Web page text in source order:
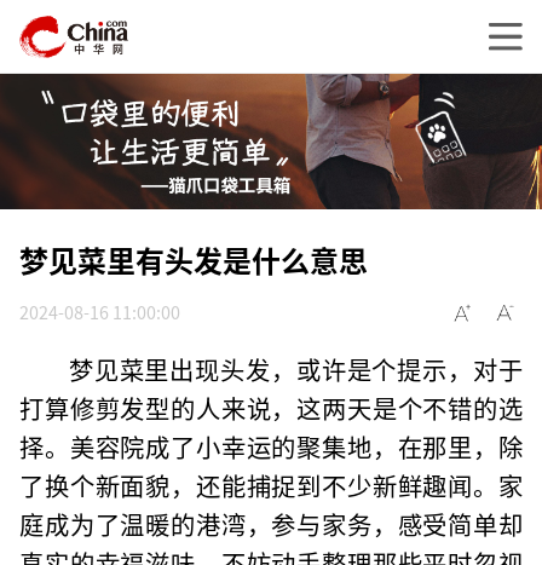
梦见菜里有头发是什么意思
2024-08-16 11:00:00
梦见菜里出现头发，或许是个提示，对于
打算修剪发型的人来说，这两天是个不错的选
择。美容院成了小幸运的聚集地，在那里，除
了换个新面貌，还能捕捉到不少新鲜趣闻。家
庭成为了温暖的港湾，参与家务，感受简单却